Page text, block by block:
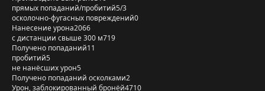
прямых попаданий/пробитий5/3
осколочно-фугасных повреждений0
Нанесение урона2066
с дистанции свыше 300 м719
Получено попаданий11
пробитий5
не нанёсших урон5
Получено попаданий осколками2
Урон, заблокированный бронёй4710